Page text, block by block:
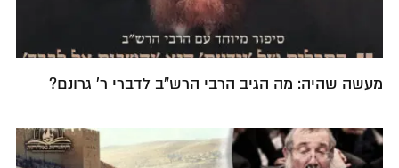
מעשה שהיה: מה הגיב הרבי הרש"ב לדברי ר' גרונם?